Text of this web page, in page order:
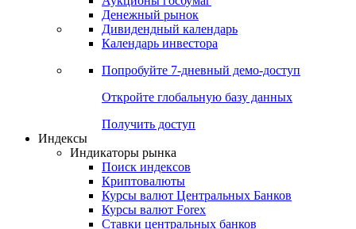
Дефолты
Размещения
Оферты
Денежный рынок
Календарь инвестора
Попробуйте7-дневный
Откройте глобальную базу данных
Получить доступ
Индикаторы рынка
Поиск индексов